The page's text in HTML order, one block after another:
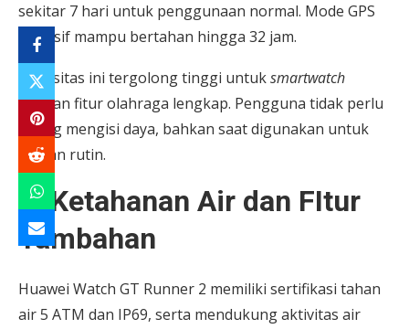
sekitar 7 hari untuk penggunaan normal. Mode GPS
intensif mampu bertahan hingga 32 jam.
Kapasitas ini tergolong tinggi untuksmartwatch
dengan fitur olahraga lengkap. Pengguna tidak perlu
sering mengisi daya, bahkan saat digunakan untuk
latihan rutin.
7. Ketahanan Air dan FItur
Tambahan
Huawei Watch GT Runner 2 memiliki sertifikasi tahan
air 5 ATM dan IP69, serta mendukung aktivitas air